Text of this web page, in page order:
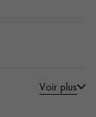
Voir plus